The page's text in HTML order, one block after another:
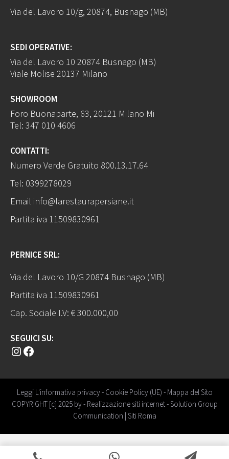
Via del Lavoro 10/g, 20874, Busnago (MB)
SEDI OPERATIVE:
Via del Lavoro 10 20874 Busnago (MB)
Viale Molise 20137 Milano
SHOWROOM
Foro Buonaparte, 63, 20121 Milano Mi
Tel: 347 010 4606
CONTATTI:
Numero Verde Gratuito 800.13.17.64
Tel: 0399278029
Email info@larestaurapersiane.it
Partita iva 11509830961
PERNICE SRL:
Via del Lavoro 10/G 20874 Busnago (MB)
Partita iva 11509830961
Cap. Sociale I.V: € 300.000,00
SEGUICI SU:
Instagram Facebook
Leggi L'informativa privacy- Cookie Policy (UE) - Mappa del Sito
COPYRIGHT [c] 2025 by - Realizzazione siti internet-Solution Group
Communication | Siti Roma